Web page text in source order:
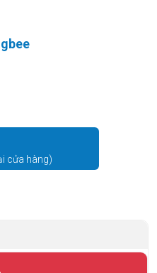
₫.
tại là: 469.650 ₫.
cửa hàng)